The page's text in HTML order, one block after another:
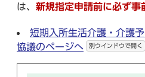
は、 新規指定申請前に必ず事
短期入所生活介護・介護
協議のページへ
別ウインドウで開く